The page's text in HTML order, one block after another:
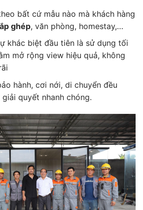
bất cứ mẫu nào mà khách hàng
ghép, văn phòng, homestay,…
khác biệt đầu tiên là sử dụng tối
mở rộng view hiệu quả, không
hành, cơi nới, di chuyển đều
giải quyết nhanh chóng.